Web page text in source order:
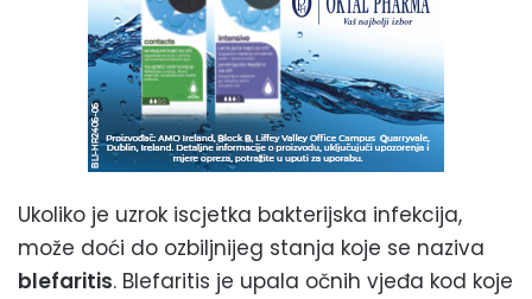
Ukoliko je uzrok iscjetka bakterijska infekcija,
može doći do ozbiljnijeg stanja koje se naziva
blefaritis. Blefaritis je upala očnih vjeđa kod koje